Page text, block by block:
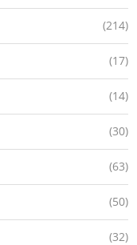
(214)
(17)
(14)
(30)
(63)
(50)
(32)